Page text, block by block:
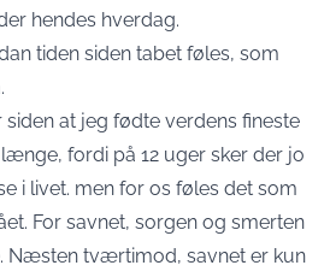
hendes hverdag.
tiden siden tabet føles, som
siden at jeg fødte verdens fineste
fordi på 12 uger sker der jo
i livet. men for os føles det som
For savnet, sorgen og smerten
Næsten tværtimod, savnet er kun